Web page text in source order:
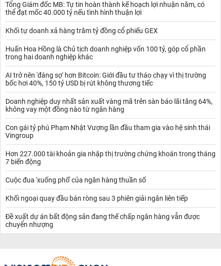
Tổng Giám đốc MB: Tự tin hoàn thành kế hoạch lợi nhuận năm, có
thể đạt mốc 40.000 tỷ nếu tình hình thuận lợi
Khối tự doanh xả hàng trăm tỷ đồng cổ phiếu GEX
Huấn Hoa Hồng là Chủ tịch doanh nghiệp vốn 100 tỷ, góp cổ phần
trong hai doanh nghiệp khác
AI trở nên 'đáng sợ' hơn Bitcoin: Giới đầu tư tháo chạy vì thị trường
bốc hơi 40%, 150 tỷ USD bị rút không thương tiếc
Doanh nghiệp duy nhất sản xuất vàng mã trên sàn báo lãi tăng 64%,
không vay một đồng nào từ ngân hàng
Con gái tỷ phú Phạm Nhật Vượng lần đầu tham gia vào hệ sinh thái
Vingroup
Hơn 227.000 tài khoản gia nhập thị trường chứng khoán trong tháng
7 biến động
Cuộc đua 'xuống phố' của ngân hàng thuần số
Khối ngoại quay đầu bán ròng sau 3 phiên giải ngân liên tiếp
Đề xuất dự án bất động sản đang thế chấp ngân hàng vẫn được
chuyển nhượng